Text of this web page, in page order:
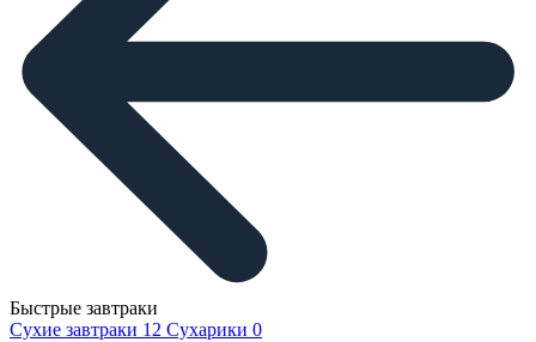
Быстрые завтраки
Сухие завтраки 12 Сухарики 0